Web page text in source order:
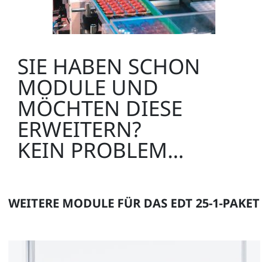
SIE HABEN SCHON
MODULE UND
MÖCHTEN DIESE
ERWEITERN?
KEIN PROBLEM...
WEITERE MODULE FÜR DAS EDT 25-1-PAKET